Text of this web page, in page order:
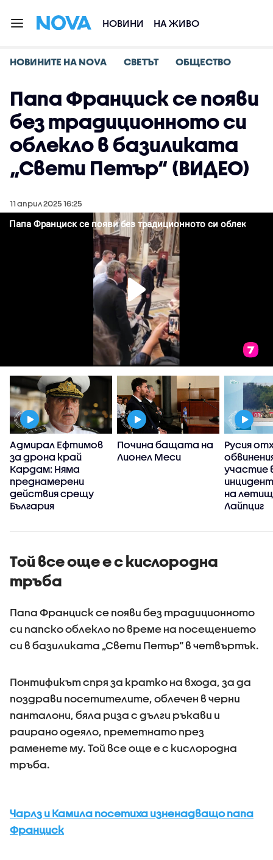
НОВИНИ НА ЖИВО
НОВИНИТЕ НА NOVA СВЕТЪТ ОБЩЕСТВО
Папа Франциск се появи
без традиционното си
облекло в базиликата
„Свети Петър“ (ВИДЕО)
11 април 2025 16:25
Адмирал Ефтимов
за дрона край
Кардам: Няма
преднамерени
действия срещу
България
Почина бащата на
Лионел Меси
Русия
участие
на
Лайпциг
Той все още е с кислородна
тръба
Папа Франциск се появи без традиционното
си папско облекло по време на посещението
си в базиликата „Свети Петър“ в четвъртък.
Понтификът спря за кратко на входа, за да
поздрави посетителите, облечен в черни
панталони, бяла риза с дълги ръкави и
раирано одеяло, преметнато през
раменете му. Той все още е с кислородна
тръба.
Чарлз и Камила посетиха изненадващо папа
Франциск